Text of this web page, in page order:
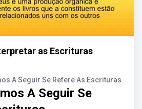
as Escrituras
A Seguir Se Refere As Escrituras
A Seguir Se